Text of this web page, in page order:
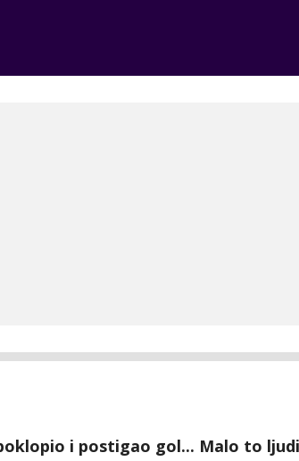
i postigao gol... Malo to